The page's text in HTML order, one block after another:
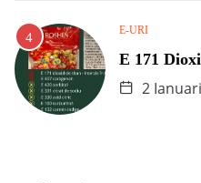
E-URI
E 171
2